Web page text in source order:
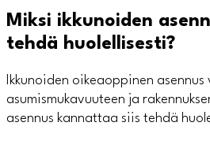
Miksi ikkunoiden
tehdä huolellisesti?
Ikkunoiden oikeaoppinen
asumismukavuuteen ja
asennus kannattaa siis tehdä